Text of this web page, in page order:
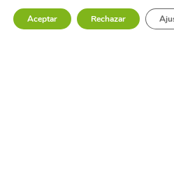
Aceptar Rechazar